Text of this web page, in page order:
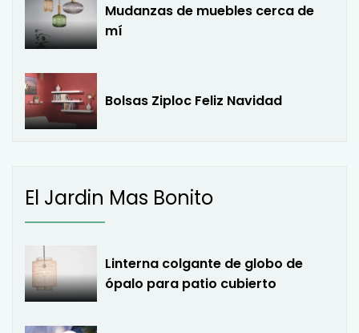
Mudanzas de muebles cerca de
mí
Bolsas Ziploc Feliz Navidad
El Jardin Mas Bonito
Linterna colgante de globo de
ópalo para patio cubierto